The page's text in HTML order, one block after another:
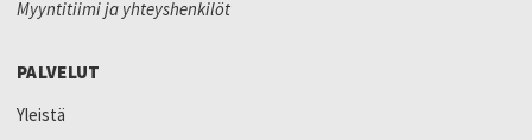
Myyntitiimi ja yhteyshenkilöt
PALVELUT
Yleistä